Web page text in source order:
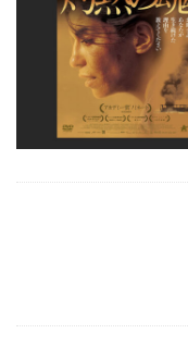
クレイグ・マッ
クレイトン・タ
クレマンス・ポ
クロエ・グレー